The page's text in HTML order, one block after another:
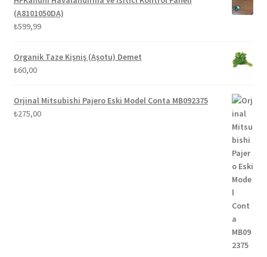
(A8101050DA)
₺599,99
Organik Taze Kişniş (Aşotu) Demet
₺60,00
Orjinal Mitsubishi Pajero Eski Model Conta MB092375
₺275,00